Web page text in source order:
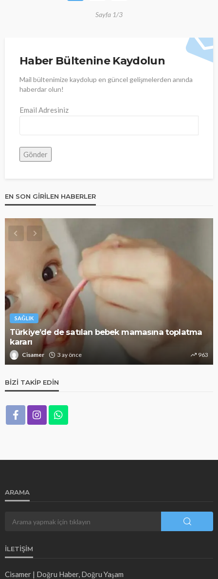
Sayfa 1/3
Haber Bültenine Kaydolun
Mail bültenimize kaydolup en güncel gelişmelerden anında
haberdar olun!
Email Adresiniz
EN SON GIRILEN HABERLER
SAĞLIK
Alzheimer riskini azaltıyor: Bunu mutlaka deneyin
Cisamer 3 ay önce 1.3k
BIZI TAKIP EDIN
ARAMA
İLETIŞIM
Cisamer | Doğru Haber, Doğru Yaşam